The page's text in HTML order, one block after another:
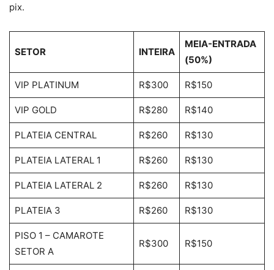
pix.
SETOR INTEIRA
MEIA-ENTRADA
(50%)
VIP PLATINUM R$300 R$150
VIP GOLD R$280 R$140
PLATEIA CENTRAL R$260 R$130
PLATEIA LATERAL 1 R$260 R$130
PLATEIA LATERAL 2 R$260 R$130
PLATEIA 3 R$260 R$130
PISO 1 – CAMAROTE
SETOR A
R$300 R$150